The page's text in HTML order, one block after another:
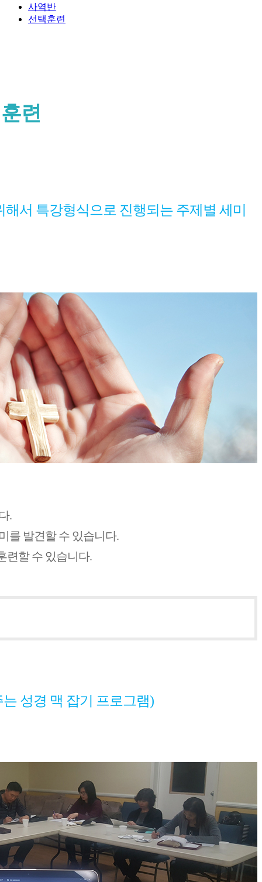
사역반
선택훈련
련
서 특강형식으로 진행되는 주제별 세미
.
를 발견할 수 있습니다.
련할 수 있습니다.
성경 맥 잡기 프로그램)